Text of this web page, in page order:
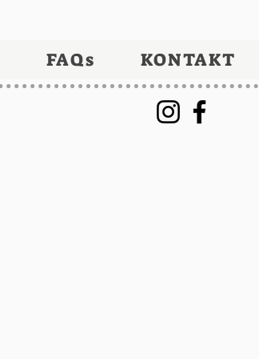
FAQs KONTAKT